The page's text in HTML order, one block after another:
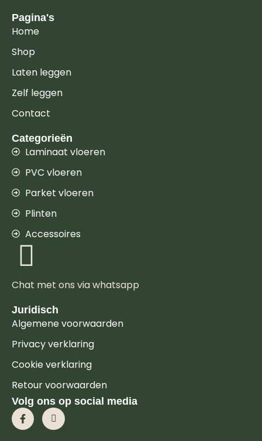
Pagina's
Home
Shop
Laten leggen
Zelf leggen
Contact
Categorieën
Laminaat vloeren
PVC vloeren
Parket vloeren
Plinten
Accessoires
Chat met ons via whatsapp
Juridisch
Algemene voorwaarden
Privacy verklaring
Cookie verklaring
Retour voorwaarden
Volg ons op social media